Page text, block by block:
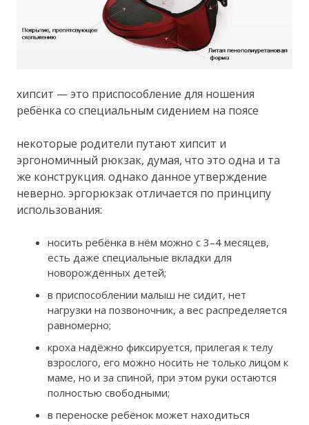
хипсит — это приспособление для ношения
ребёнка со специальным сидением на поясе
некоторые родители путают хипсит и
эргономичный рюкзак, думая, что это одна и та
же конструкция. однако данное утверждение
неверно. эргорюкзак отличается по принципу
использования:
носить ребёнка в нём можно с 3–4 месяцев,
есть даже специальные вкладки для
новорождённых детей;
в приспособлении малыш не сидит, нет
нагрузки на позвоночник, а вес распределяется
равномерно;
кроха надёжно фиксируется, прилегая к телу
взрослого, его можно носить не только лицом к
маме, но и за спиной, при этом руки остаются
полностью свободными;
в переноске ребёнок может находиться